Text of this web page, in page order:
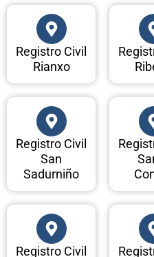
Registro Civil
Rianxo
Registro Civil
San
Sadurniño
Registro Civil